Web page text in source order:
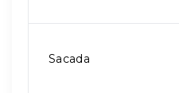
Sacada